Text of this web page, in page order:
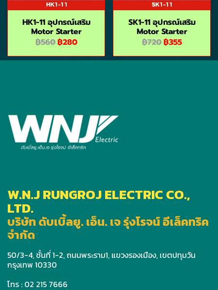
HK1-11 อุปกรณ์เสริม
Motor Starter
฿560฿280
SK1-11 อุปกรณ์เสริม
Motor Starter
฿720฿355
W.N.J RUNGROJ ELECTRIC CO.,
LTD.
บริษัท ดับเบิ้ลยู. เอ็น. เจ รุ่งโรจน์ อีเล็คทริค
จำกัด
50/3-4, ชั้นที่ 1-2, ถนนพระราม1, แขวงรองเมือง, เขตปทุมวัน
กรุงเทพ 10330
โทร : 02 215 7666